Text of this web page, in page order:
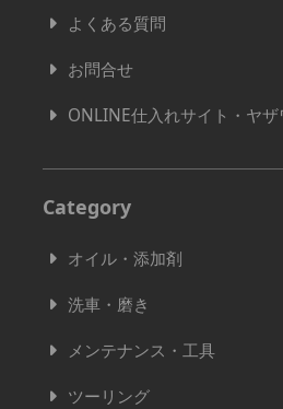
よくある質問
お問合せ
ONLINE仕入れサイト・ヤザ
Category
オイル・添加剤
洗車・磨き
メンテナンス・工具
ツーリング